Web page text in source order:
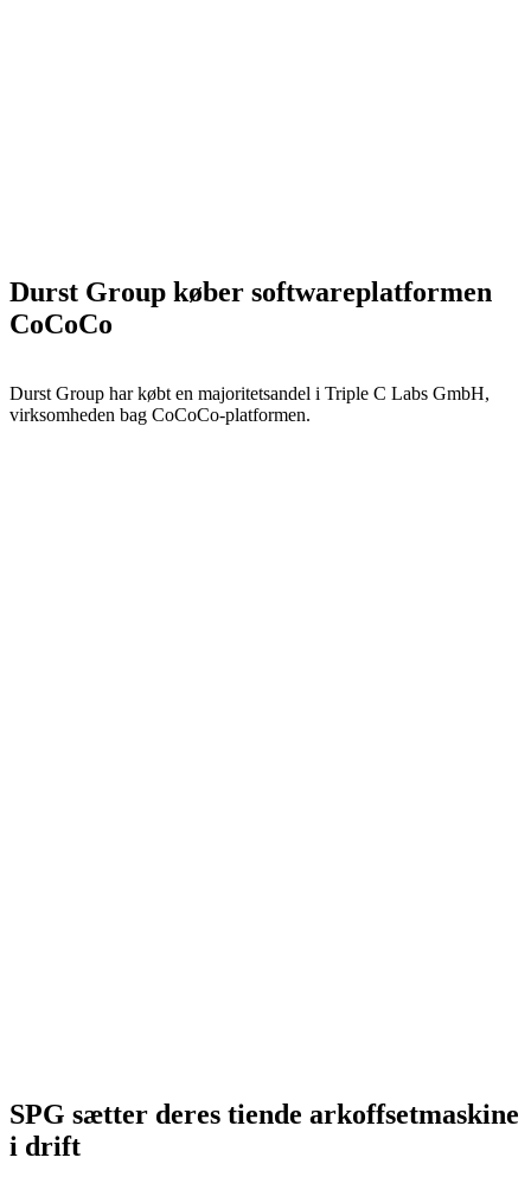
Durst Group køber softwareplatformen
CoCoCo
Durst Group har købt en majoritetsandel i Triple C Labs GmbH,
virksomheden bag CoCoCo-platformen.
SPG sætter deres tiende arkoffsetmaskine
i drift